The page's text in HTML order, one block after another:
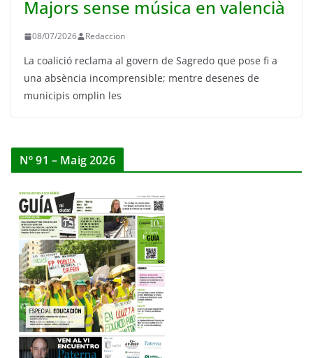
Majors sense música en valencià
08/07/2026 Redaccion
La coalició reclama al govern de Sagredo que pose fi a
una absència incomprensible; mentre desenes de
municipis omplin les
Nº 91 – Maig 2026